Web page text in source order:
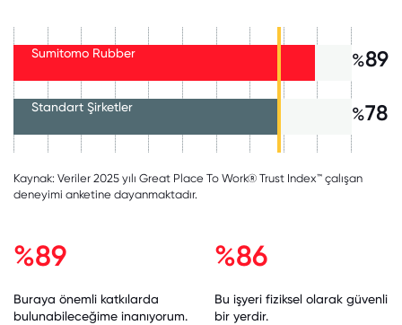
Sumitomo Rubber
Standart Şirketler
%89
%78
Kaynak: Veriler 2025 yılı Great Place To Work® Trust Index™ çalışan
deneyimi anketine dayanmaktadır.
%89
Buraya önemli katkılarda
bulunabileceğime inanıyorum.
%86
Bu işyeri fiziksel olarak güvenli
bir yerdir.